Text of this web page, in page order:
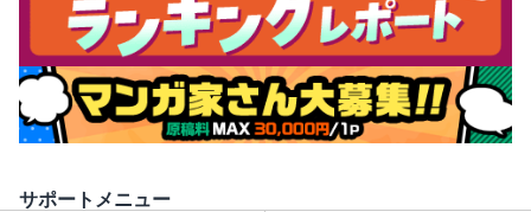
サポートメニュー